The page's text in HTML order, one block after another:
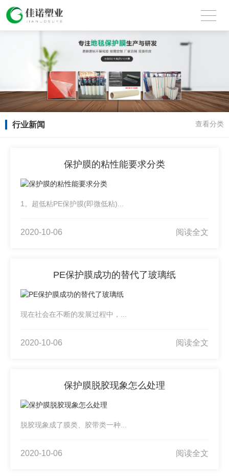
行业新闻 查看分类
保护膜的粘性能要求分类
1。超低粘PE保护膜(即微低粘)...
2020-10-06 阅读全文
PE保护膜成功的替代了玻璃纸
现在社会在不断的发展过程中，...
2020-10-06 阅读全文
保护膜脱胶现象怎么处理
脱胶现象成了膜类、胶带类一种...
2020-10-06 阅读全文